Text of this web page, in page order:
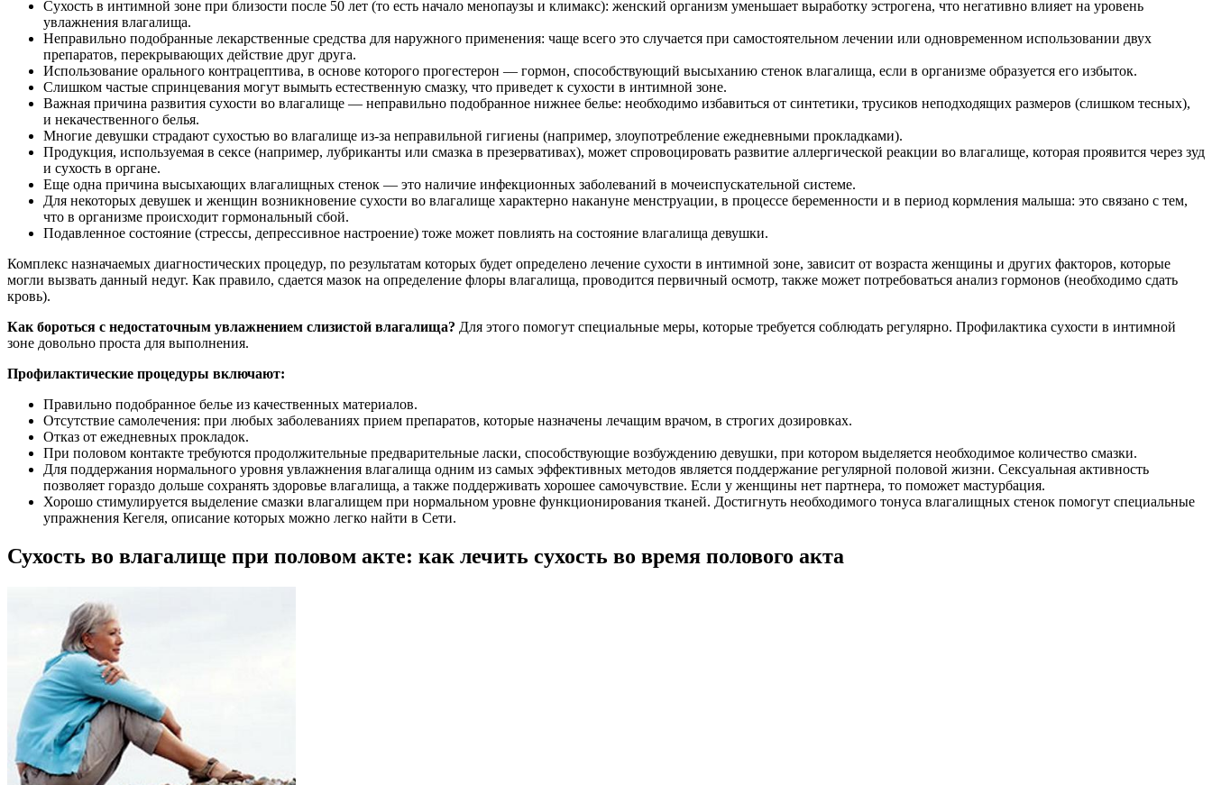
Сухость в интимной зоне при близости после 50 лет (то есть начало менопаузы и климакс): женский организм уменьшает выработку эстрогена, что негативно влияет на уровень
увлажнения влагалища.
Неправильно подобранные лекарственные средства для наружного применения: чаще всего это случается при самостоятельном лечении или одновременном использовании двух
препаратов, перекрывающих действие друг друга.
Использование орального контрацептива, в основе которого прогестерон — гормон, способствующий высыханию стенок влагалища, если в организме образуется его избыток.
Слишком частые спринцевания могут вымыть естественную смазку, что приведет к сухости в интимной зоне.
Важная причина развития сухости во влагалище — неправильно подобранное нижнее белье: необходимо избавиться от синтетики, трусиков неподходящих размеров (слишком тесных),
и некачественного белья.
Многие девушки страдают сухостью во влагалище из-за неправильной гигиены (например, злоупотребление ежедневными прокладками).
Продукция, используемая в сексе (например, лубриканты или смазка в презервативах), может спровоцировать развитие аллергической реакции во влагалище, которая проявится через зуд
и сухость в органе.
Еще одна причина высыхающих влагалищных стенок — это наличие инфекционных заболеваний в мочеиспускательной системе.
Для некоторых девушек и женщин возникновение сухости во влагалище характерно накануне менструации, в процессе беременности и в период кормления малыша: это связано с тем,
что в организме происходит гормональный сбой.
Подавленное состояние (стрессы, депрессивное настроение) тоже может повлиять на состояние влагалища девушки.
Комплекс назначаемых диагностических процедур, по результатам которых будет определено лечение сухости в интимной зоне, зависит от возраста женщины и других факторов, которые
могли вызвать данный недуг. Как правило, сдается мазок на определение флоры влагалища, проводится первичный осмотр, также может потребоваться анализ гормонов (необходимо сдать
кровь).
Как бороться с недостаточным увлажнением слизистой влагалища? Для этого помогут специальные меры, которые требуется соблюдать регулярно. Профилактика сухости в интимной
зоне довольно проста для выполнения.
Профилактические процедуры включают:
Правильно подобранное белье из качественных материалов.
Отсутствие самолечения: при любых заболеваниях прием препаратов, которые назначены лечащим врачом, в строгих дозировках.
Отказ от ежедневных прокладок.
При половом контакте требуются продолжительные предварительные ласки, способствующие возбуждению девушки, при котором выделяется необходимое количество смазки.
Для поддержания нормального уровня увлажнения влагалища одним из самых эффективных методов является поддержание регулярной половой жизни. Сексуальная активность
позволяет гораздо дольше сохранять здоровье влагалища, а также поддерживать хорошее самочувствие. Если у женщины нет партнера, то поможет мастурбация.
Хорошо стимулируется выделение смазки влагалищем при нормальном уровне функционирования тканей. Достигнуть необходимого тонуса влагалищных стенок помогут специальные
упражнения Кегеля, описание которых можно легко найти в Сети.
Сухость во влагалище при половом акте: как лечить сухость во время полового акта